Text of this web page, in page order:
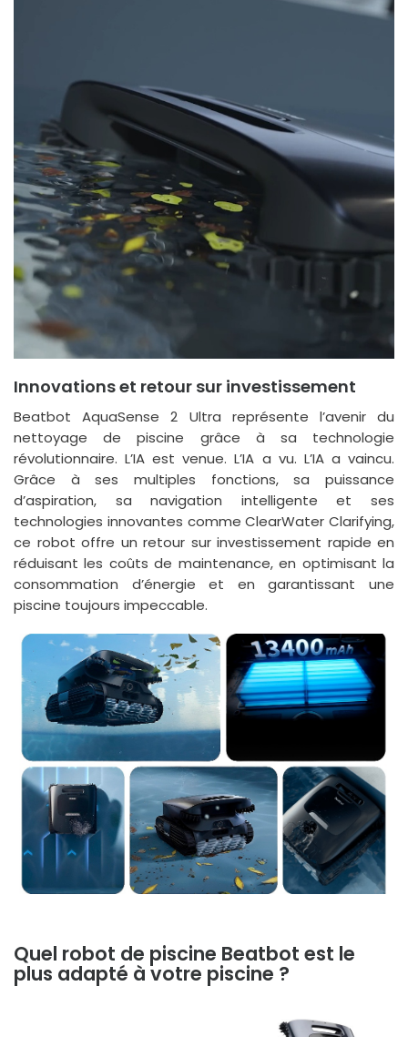
Innovations et retour sur investissement
Beatbot AquaSense 2 Ultra représente l’avenir du
nettoyage de piscine grâce à sa technologie
révolutionnaire. L’IA est venue. L’IA a vu. L’IA a vaincu.
Grâce à ses multiples fonctions, sa puissance
d’aspiration, sa navigation intelligente et ses
technologies innovantes comme ClearWater Clarifying,
ce robot offre un retour sur investissement rapide en
réduisant les coûts de maintenance, en optimisant la
consommation d’énergie et en garantissant une
piscine toujours impeccable.
Quel robot de piscine Beatbot est le
plus adapté à votre piscine ?